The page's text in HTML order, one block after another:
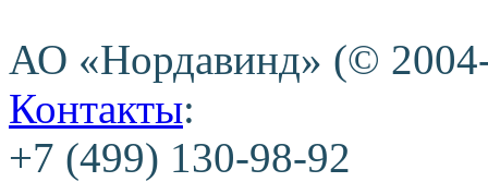
АО «Нордавинд» (©
Контакты:
+7 (499) 130-98-92